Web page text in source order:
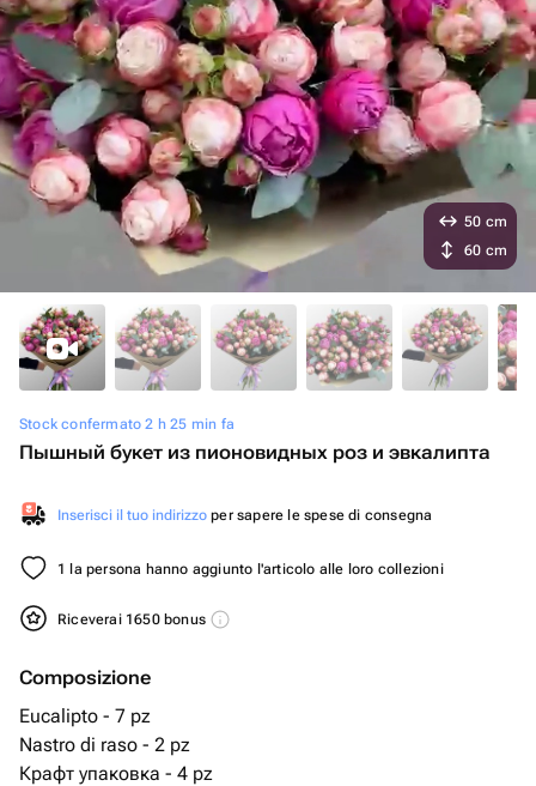
Stock confermato 2 h 25 min fa
Пышный букет из пионовидных роз и эвкалипта
Inserisci il tuo indirizzo per sapere le spese di consegna
1 la persona hanno aggiunto l'articolo alle loro collezioni
Riceverai 1650 bonus
Composizione
Eucalipto - 7 pz
Nastro di raso - 2 pz
Крафт упаковка - 4 pz
50 cm
60 cm